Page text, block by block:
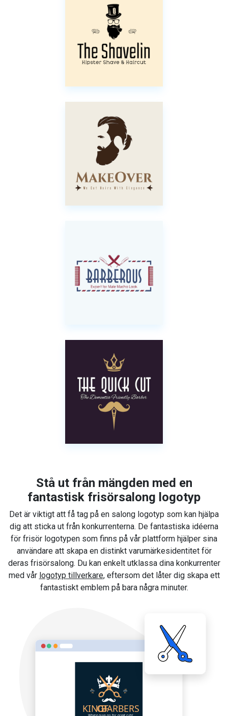
Stå ut från mängden med en
fantastisk frisörsalong logotyp
Det är viktigt att få tag på en salong logotyp som kan hjälpa
dig att sticka ut från konkurrenterna. De fantastiska idéerna
för frisör logotypen som finns på vår plattform hjälper sina
användare att skapa en distinkt varumärkesidentitet för
deras frisörsalong. Du kan enkelt utklassa dina konkurrenter
med vår logotyp tillverkare, eftersom det låter dig skapa ett
fantastiskt emblem på bara några minuter.